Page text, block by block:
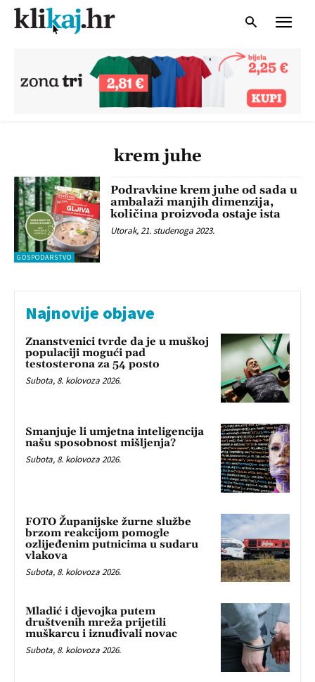
krem juhe
GOSPODARSTVO
Podravkine krem juhe od sada u
ambalaži manjih dimenzija,
količina proizvoda ostaje ista
Utorak, 21. studenoga 2023.
Najnovije objave
Znanstvenici tvrde da je u muškoj
populaciji mogući pad
testosterona za 54 posto
Subota, 8. kolovoza 2026.
Smanjuje li umjetna inteligencija
našu sposobnost mišljenja?
Subota, 8. kolovoza 2026.
FOTO Županijske žurne službe
brzom reakcijom pomogle
ozlijeđenim putnicima u sudaru
vlakova
Subota, 8. kolovoza 2026.
Mladić i djevojka putem
društvenih mreža prijetili
muškarcu i iznuđivali novac
Subota, 8. kolovoza 2026.